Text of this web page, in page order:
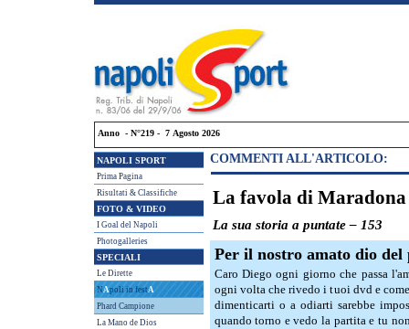
Anno - N°219 - 7 Agosto 2026
NAPOLI SPORT
Prima Pagina
Risultati & Classifiche
FOTO & VIDEO
I Goal del Napoli
Photogalleries
SPECIALI
Le Dirette
NApoli in festA
Phard Campione
La Mano de Dios
COMMENTI ALL'ARTICOLO:
La favola di Maradona
La sua storia a puntate – 153
Per il nostro amato dio del
Caro Diego ogni giorno che passa
ogni volta che rivedo i tuoi dvd e
dimenticarti o a odiarti sarebbe
quando torno e vedo la partita e tu